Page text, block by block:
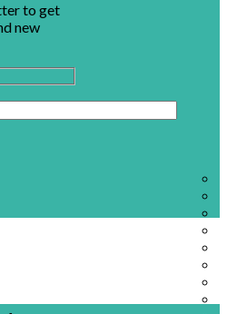
to get
new